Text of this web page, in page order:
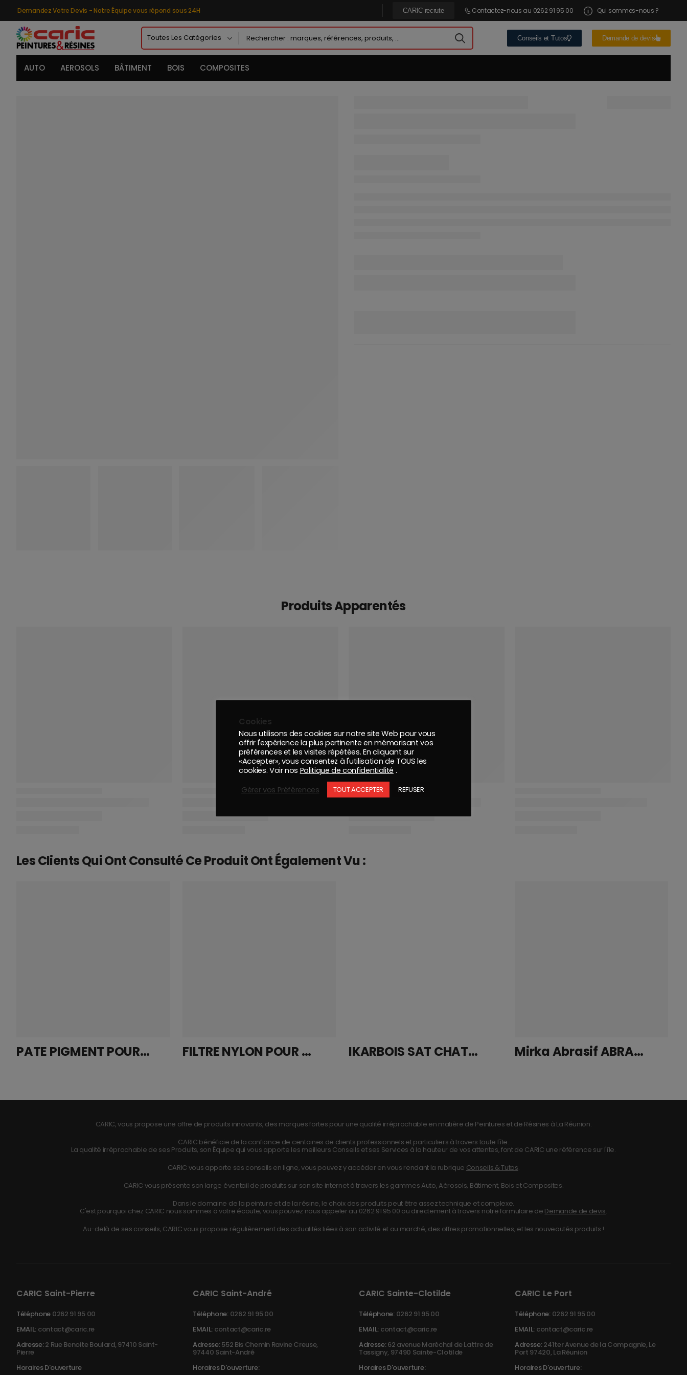
Demandez Votre Devis - Notre Équipe vous répond sous 24H CARIC recrute Contactez-nous au 0262 91 95 00 Qui sommes-nous ?
Conseils et Tutos Demande de devis
AUTO AEROSOLS BÂTIMENT BOIS COMPOSITES
Produits Apparentés
Les Clients Qui Ont Consulté Ce Produit Ont Également Vu :
PATE PIGMENT POUR COULEE BLEU TURQUOISE RAL 5018 950G FILTRE NYLON POUR GODET HOSTAFORM WALCOM 680CC IKARBOIS SAT CHATAIGNIER THIXO 1L Mirka Abrasif ABRANET 70x198mm Grip P320
CARIC, vous propose une offre de produits innovants, des marques fortes pour une qualité irréprochable en matière de Peintures et de Résines à La Réunion.
CARIC bénéficie de la confiance de centaines de clients professionnels et particuliers à travers toute l'île.
La qualité irréprochable de ses Produits, son Équipe qui vous apporte les meilleurs Conseils et ses Services à la hauteur de vos attentes, font de CARIC une référence sur l'île.
CARIC vous apporte ses conseils en ligne, vous pouvez y accéder en vous rendant la rubrique Conseils & Tutos.
CARIC vous présente son large éventail de produits sur son site internet à travers les gammes Auto, Aérosols, Bâtiment, Bois et Composites.
Dans le domaine de la peinture et de la résine, le choix des produits peut être assez technique et complexe.
C'est pourquoi chez CARIC nous sommes à votre écoute, vous pouvez nous appeler au 0262 91 95 00 ou directement à travers notre formulaire de Demande de devis.
Au-delà de ses conseils, CARIC vous propose régulièrement des actualités liées à son activité et au marché, des offres promotionnelles, et les nouveautés produits !
CARIC Saint-Pierre
Téléphone 0262 91 95 00
EMAIL: contact@caric.re
Adresse:2 Rue Benoite Boulard, 97410 Saint-
Pierre
Horaires D'ouverture
CARIC Saint-André
Téléphone: 0262 91 95 00
EMAIL: contact@caric.re
Adresse:552 Bis Chemin Ravine Creuse,
97440 Saint-André
Horaires D'ouverture:
CARIC Sainte-Clotilde
Téléphone: 0262 91 95 00
EMAIL: contact@caric.re
Adresse:62 avenue Maréchal de Lattre de
Tassigny, 97490 Sainte-Clotilde
Horaires D'ouverture:
CARIC Le Port
Téléphone: 0262 91 95 00
EMAIL: contact@caric.re
Adresse:241ter Avenue de la Compagnie, Le
Port 97420, La Réunion
Horaires D'ouverture:
Cookies
Nous utilisons des cookies sur notre site Web pour vous
offrir l'expérience la plus pertinente en mémorisant vos
préférences et les visites répétées. En cliquant sur
«Accepter», vous consentez à l'utilisation de TOUS les
cookies. Voir nos Politique de confidentialité .
Gérer vos Préférences
TOUT ACCEPTER REFUSER